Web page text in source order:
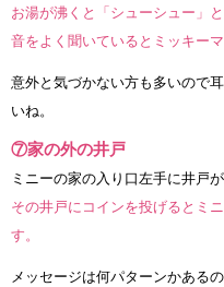
お湯が沸くと「シューシュー」
音をよく聞いているとミッキー
意外と気づかない方も多いので
いね。
⑦家の外の井戸
ミニーの家の入り口左手に井戸
その井戸にコインを投げるとミ
す。
メッセージは何パターンかある